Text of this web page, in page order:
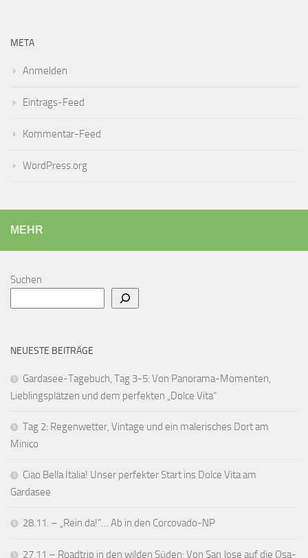
META
Anmelden
Eintrags-Feed
Kommentar-Feed
WordPress.org
MEHR
Suchen
NEUESTE BEITRÄGE
Gardasee-Tagebuch, Tag 3-5: Von Panorama-Momenten,
Lieblingsplätzen und dem perfekten „Dolce Vita“
Tag 2: Regenwetter, Vintage und ein malerisches Dort am
Minico
Ciao Bella Italia! Unser perfekter Start ins Dolce Vita am
Gardasee
28.11. – „Rein da!“… Ab in den Corcovado-NP
27.11 – Roadtrip in den wilden Süden: Von San Jose auf die Osa-